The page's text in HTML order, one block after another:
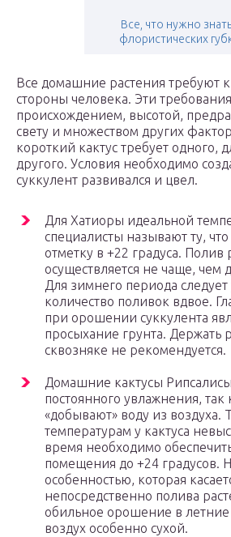
Все, что нужно
флористических
Все домашние растения требуют к
стороны человека. Эти
происхождением, высотой,
свету и множеством других
короткий кактус требует
другого. Условия необходимо
суккулент развивался и цвел.
Для Хатиоры идеальной
специалисты называют ту,
отметку в +22 градуса. Полив
осуществляется не чаще, чем
Для зимнего периода
количество поливок вдвое.
при орошении суккулента
просыхание грунта. Держать
сквозняке не рекомендуется.
Домашние кактусы
постоянного увлажнения, так
«добывают» воду из воздуха.
температурам у кактуса
время необходимо
помещения до +24 градусов.
особенностью, которая
непосредственно полива
обильное орошение в летние
воздух особенно сухой.